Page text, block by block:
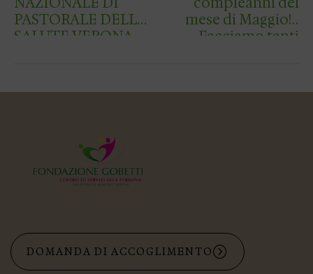
PASTORALE DELLA
SALUTE VERONA
112 relatori 13 se…
mese di Maggio!!!
Facciamo tanti
DOMANDA DI ACCOGLIMENTO